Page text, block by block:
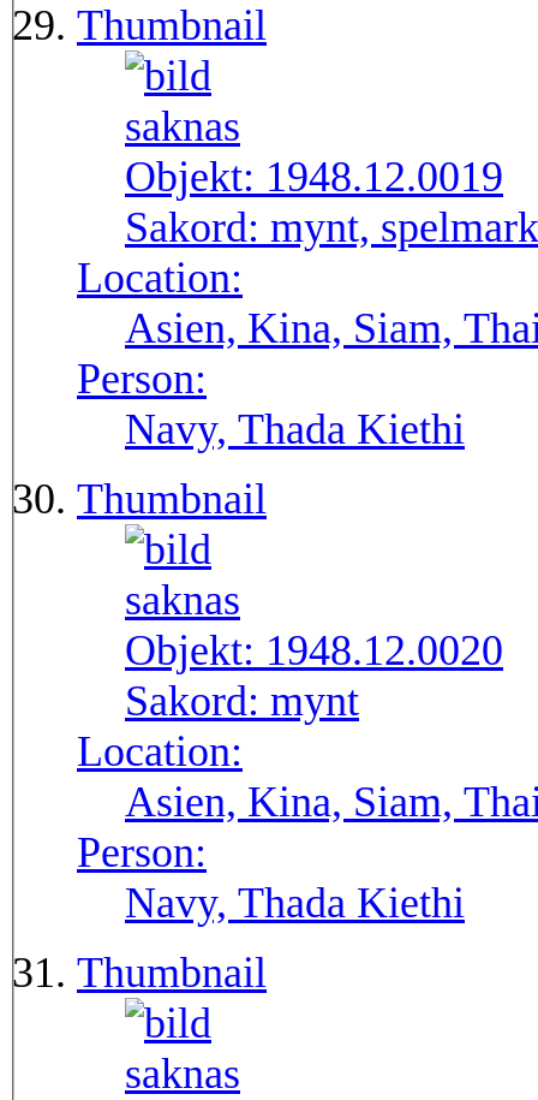
Thumbnail
Objekt: 1948.12.0019
Sakord: mynt, spelmark
Location:
Asien, Kina, Siam,
Person:
Navy, Thada Kiethi
Thumbnail
Objekt: 1948.12.0020
Sakord: mynt
Location:
Asien, Kina, Siam,
Person:
Navy, Thada Kiethi
Thumbnail